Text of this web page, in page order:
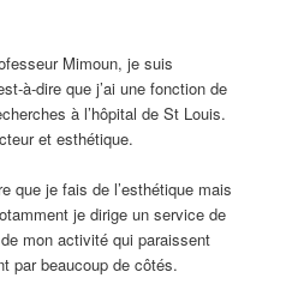
Mimoun, je suis
à-dire que j’ai une fonction de
à l’hôpital de St Louis.
et esthétique.
que je fais de l’esthétique mais
je dirige un service de
mon activité qui paraissent
par beaucoup de côtés.